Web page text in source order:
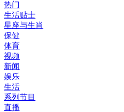
热门
生活贴士
星座与生肖
保健
体育
视频
新闻
娱乐
生活
系列节目
直播